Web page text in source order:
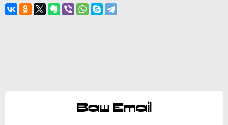
Ваш Email